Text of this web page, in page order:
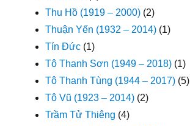
Thu Hồ (1919 – 2000) (2)
Thuận Yến (1932 – 2014) (1)
Tín Đức (1)
Tô Thanh Sơn (1949 – 2018) (1)
Tô Thanh Tùng (1944 – 2017) (5)
Tô Vũ (1923 – 2014) (2)
Trầm Tử Thiêng (4)